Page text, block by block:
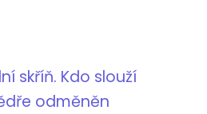
skříň. Kdo slouží
odměněn